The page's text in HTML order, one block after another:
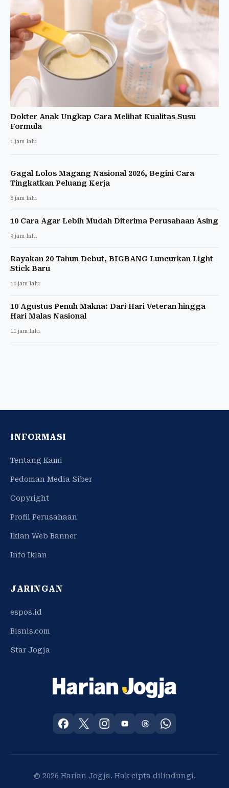
Dokter Anak Ungkap Cara Melihat Kualitas Susu
Formula
1 jam lalu
Gagal Lolos Magang Nasional 2026, Begini Cara
Tingkatkan Peluang Kerja
8 jam lalu
10 Cara Agar Lebih Mudah Diterima Perusahaan Asing
9 jam lalu
Rayakan 20 Tahun Debut, BIGBANG Luncurkan Light
Stick Baru
10 jam lalu
10 Agustus Penuh Makna: Dari Hari Veteran hingga
Hari Malas Nasional
11 jam lalu
INFORMASI
Tentang Kami
Pedoman Media Siber
Copyright
Profil Perusahaan
Iklan Web Banner
Info Iklan
JARINGAN
espos.id
Bisnis.com
Star Jogja
© 2026 Harian Jogja. Hak cipta dilindungi.